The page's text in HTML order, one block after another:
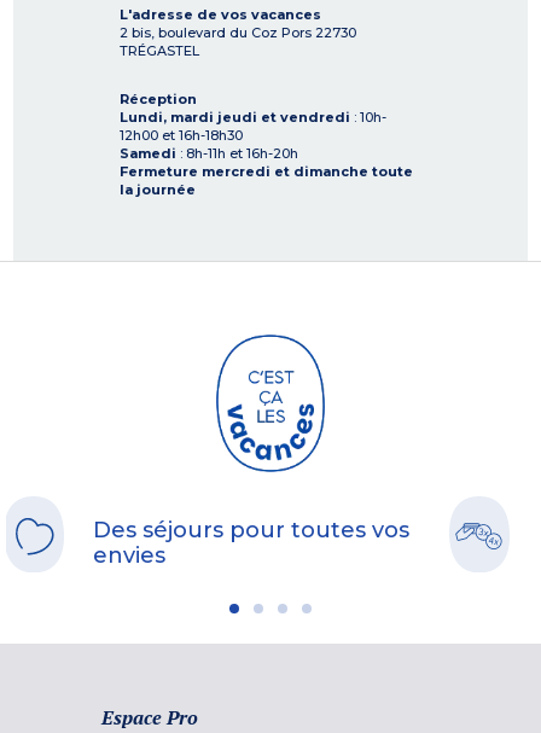
L'adresse de vos vacances
2 bis, boulevard du Coz Pors 22730
TRÉGASTEL
Réception
Lundi, mardi jeudi et vendredi : 10h-
12h00 et 16h-18h30
Samedi : 8h-11h et 16h-20h
Fermeture mercredi et dimanche toute
la journée
Des séjours pour toutes vos
envies
Espace Pro